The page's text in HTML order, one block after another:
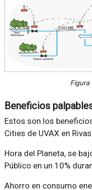
Figura
Beneficios
Estos son los
Cities de UVAX en
Hora del Planeta, se
Público en un 10%
Ahorro en consumo